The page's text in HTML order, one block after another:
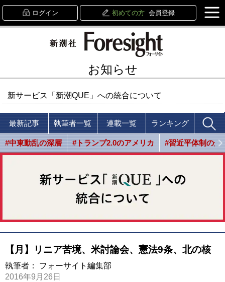
ログイン 初めての方 会員登録
お知らせ
新サービス「新潮QUE」への統合について
最新記事 執筆者一覧 連載一覧 ランキング
#中東動乱の深層 #トランプ2.0のアメリカ #習近平体制の光
【月】リニア苦境、米討論会、憲法9条、北の核
執筆者： フォーサイト編集部
2016年9月26日